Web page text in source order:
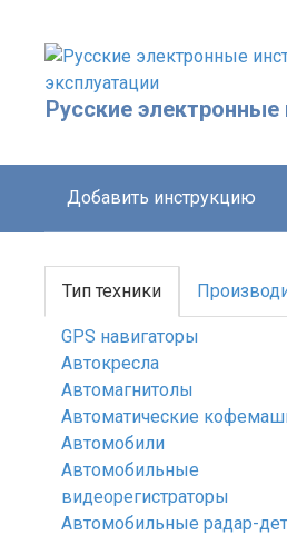
контенту
Русские электронные
Добавить инструкцию
Тип техники
GPS навигаторы
Автокресла
Автомагнитолы
Автоматические
Автомобили
Автомобильные
видеорегистраторы
Автомобильные радар-